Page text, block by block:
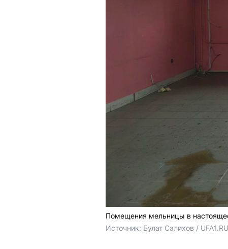
Помещения мельницы в
Источник: Булат Салихов / UFA1.RU